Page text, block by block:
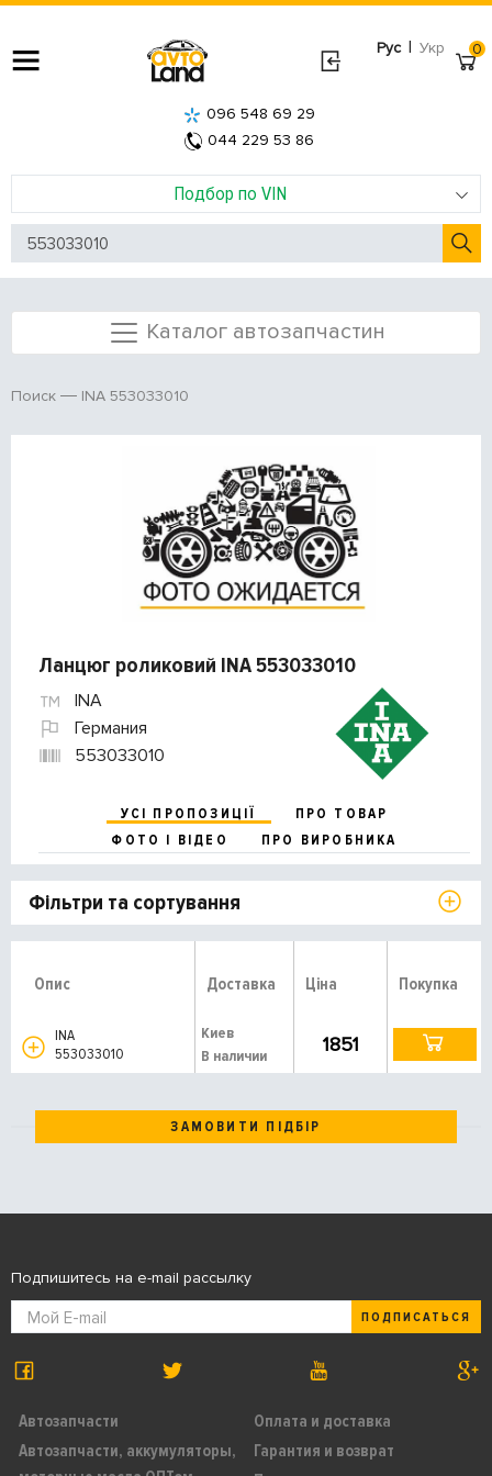
Рус | Укр
Подбор по VIN
096 548 69 29
044 229 53 86
0
Каталог автозапчастин
Поиск INA 553033010
Ланцюг роликовий INA 553033010
INA
Германия
553033010
УСІ ПРОПОЗИЦІЇ
ПРО ТОВАР
ФОТО І ВІДЕО
ПРО ВИРОБНИКА
Фільтри та сортування
Опис Доставка Ціна Покупка
INA
553033010
Киев
В наличии
1851
ЗАМОВИТИ ПІДБІР
Автозапчасти
Автозапчасти, аккумуляторы,
Оплата и доставка
Гарантия и возврат
Подпишитесь на e-mail рассылку
ПОДПИСАТЬСЯ